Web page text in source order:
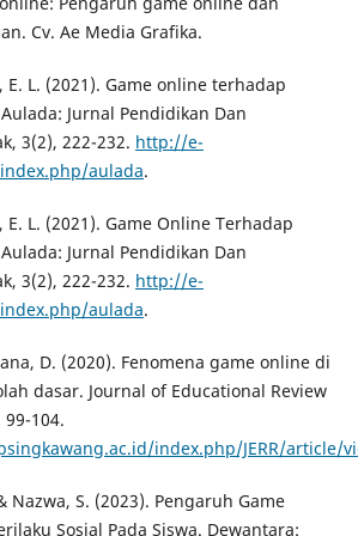
Cv. Ae Media Grafika.
E. L. (2021). Game online terhadap
Jurnal Pendidikan Dan
3(2), 222-232. http://e-
aulada.
E. L. (2021). Game Online Terhadap
Jurnal Pendidikan Dan
3(2), 222-232. http://e-
aulada.
D. (2020). Fenomena game online di
dasar. Journal of Educational Review
104.
index.php/JERR/article/
Nazwa, S. (2023). Pengaruh Game
Sosial Pada Siswa. Dewantara: